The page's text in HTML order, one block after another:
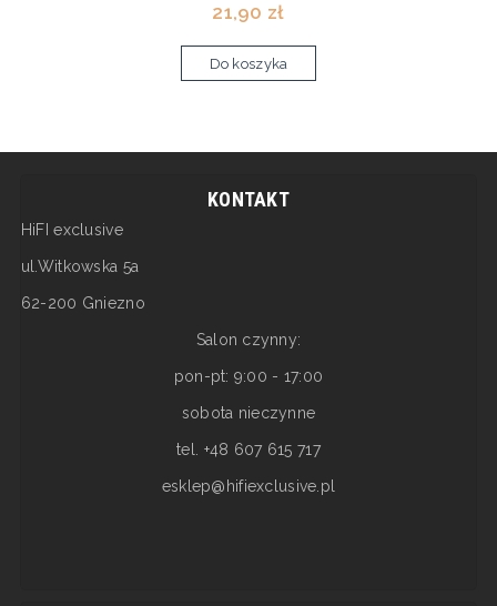
21,90 zł
Do koszyka
KONTAKT
HiFI exclusive
ul.Witkowska 5a
62-200 Gniezno
Salon czynny:
pon-pt: 9:00 - 17:00
sobota nieczynne
tel. +48 607 615 717
esklep@hifiexclusive.pl